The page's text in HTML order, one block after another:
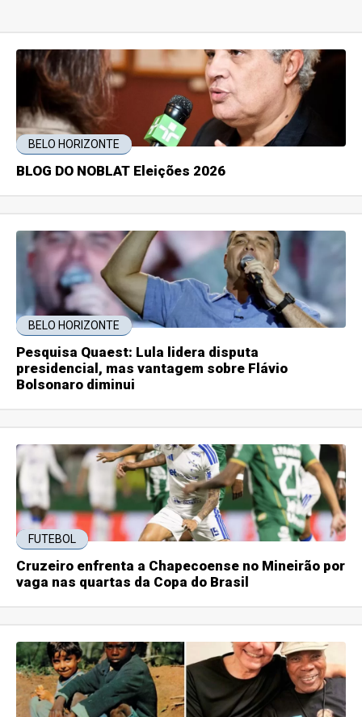
BELO HORIZONTE
BLOG DO NOBLAT Eleições 2026
BELO HORIZONTE
Pesquisa Quaest: Lula lidera disputa
presidencial, mas vantagem sobre Flávio
Bolsonaro diminui
FUTEBOL
Cruzeiro enfrenta a Chapecoense no Mineirão por
vaga nas quartas da Copa do Brasil